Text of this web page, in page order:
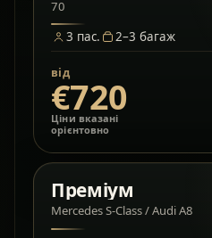
70
3 пас. 2–3 багаж
від
€720
Ціни вказані
орієнтовно
Преміум
Mercedes S-Class / Audi A8